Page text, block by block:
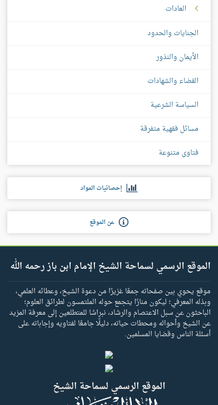
العادات
الجنايات والحدود
الأيمان والنذور
القضاء والشهادات
السياسة الشرعية
مسائل فقهية متفرقة
فتاوى متنوعة
إحصائيات المواد
عن الموقع
الموقع الرسمي لسماحة الشيخ الإمام ابن باز رحمه الله
موقع يحوي بين صفحاته جمعًا غزيرًا من دعوة الشيخ، وعطائه العلمي،
وبذله المعرفي؛ ليكون منارًا يتجمع حوله الملتمسون لطرائق العلوم؛
الباحثون عن سبل الاعتصام والرشاد، نبراسًا للمتطلعين إلى معرفة المزيد
عن الشيخ وأحواله ومحطات حياته، دليلًا جامعًا لفتاويه وإجاباته على
أسئلة الناس وقضايا المسلمين.
الموقع الرسمي لسماحة الشيخ